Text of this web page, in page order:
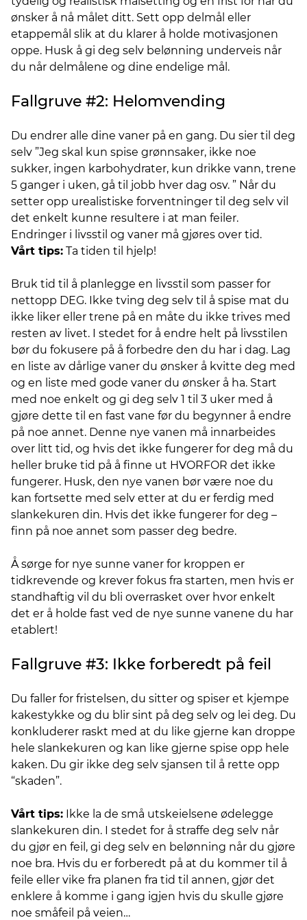
ønsker å nå målet ditt. Sett opp delmål eller
etappemål slik at du klarer å holde motivasjonen
oppe. Husk å gi deg selv belønning underveis når
du når delmålene og dine endelige mål.
Fallgruve #2: Helomvending
Du endrer alle dine vaner på en gang. Du sier til deg
selv ”Jeg skal kun spise grønnsaker, ikke noe
sukker, ingen karbohydrater, kun drikke vann, trene
5 ganger i uken, gå til jobb hver dag osv. ” Når du
setter opp urealistiske forventninger til deg selv vil
det enkelt kunne resultere i at man feiler.
Endringer i livsstil og vaner må gjøres over tid.
Vårt tips: Ta tiden til hjelp!
Bruk tid til å planlegge en livsstil som passer for
nettopp DEG. Ikke tving deg selv til å spise mat du
ikke liker eller trene på en måte du ikke trives med
resten av livet. I stedet for å endre helt på livsstilen
bør du fokusere på å forbedre den du har i dag. Lag
en liste av dårlige vaner du ønsker å kvitte deg med
og en liste med gode vaner du ønsker å ha. Start
med noe enkelt og gi deg selv 1 til 3 uker med å
gjøre dette til en fast vane før du begynner å endre
på noe annet. Denne nye vanen må innarbeides
over litt tid, og hvis det ikke fungerer for deg må du
heller bruke tid på å finne ut HVORFOR det ikke
fungerer. Husk, den nye vanen bør være noe du
kan fortsette med selv etter at du er ferdig med
slankekuren din. Hvis det ikke fungerer for deg –
finn på noe annet som passer deg bedre.
Å sørge for nye sunne vaner for kroppen er
tidkrevende og krever fokus fra starten, men hvis er
standhaftig vil du bli overrasket over hvor enkelt
det er å holde fast ved de nye sunne vanene du har
etablert!
Fallgruve #3: Ikke forberedt på feil
Du faller for fristelsen, du sitter og spiser et kjempe
kakestykke og du blir sint på deg selv og lei deg. Du
konkluderer raskt med at du like gjerne kan droppe
hele slankekuren og kan like gjerne spise opp hele
kaken. Du gir ikke deg selv sjansen til å rette opp
“skaden”.
Vårt tips: Ikke la de små utskeielsene ødelegge
slankekuren din. I stedet for å straffe deg selv når
du gjør en feil, gi deg selv en belønning når du gjøre
noe bra. Hvis du er forberedt på at du kommer til å
feile eller vike fra planen fra tid til annen, gjør det
enklere å komme i gang igjen hvis du skulle gjøre
noe småfeil på veien…